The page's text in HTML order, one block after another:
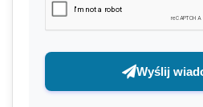
Wyślij